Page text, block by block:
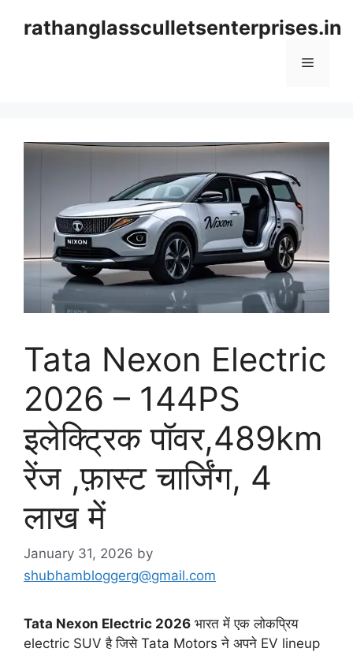
rathanglassculletsenterprises.in
Menu
Tata Nexon Electric
2026 – 144PS
इलेक्ट्रिक पॉवर,489km
रेंज ,फ़ास्ट चार्जिंग, 4
लाख में
January 31, 2026 by
shubhambloggerg@gmail.com
Tata Nexon Electric 2026 भारत में एक लोकप्रिय
electric SUV है जिसे Tata Motors ने अपने EV lineup